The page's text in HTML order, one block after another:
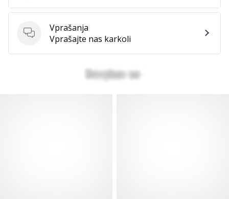
Vprašanja
Vprašanja
Vprašajte nas karkoli